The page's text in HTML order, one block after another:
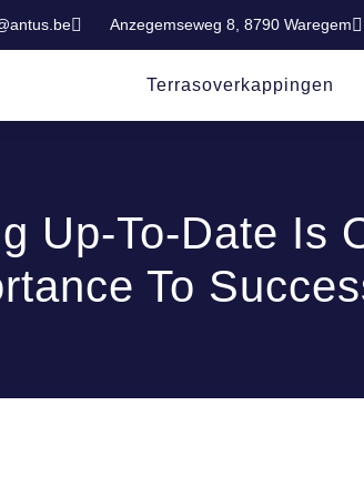
Anzegemseweg 8, 8790 Waregem
Terrasoverkappingen
Up-To-Date Is
To